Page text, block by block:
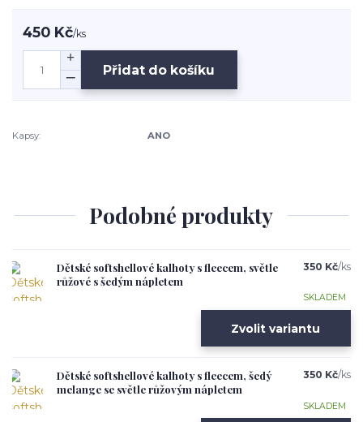
450 Kč/ks
Přidat do košíku
Kapsy: ANO
Podobné produkty
Dětské softshellové kalhoty s fleecem, světle
růžové s šedým nápletem
350 Kč/ks
SKLADEM
Zvolit variantu
Dětské softshellové kalhoty s fleecem, šedý
melange se světle růžovým nápletem
350 Kč/ks
SKLADEM